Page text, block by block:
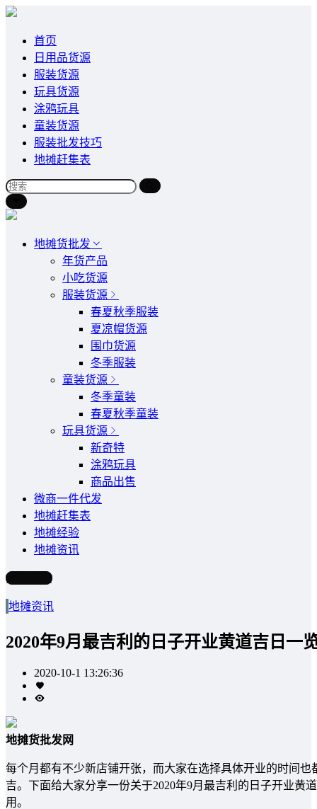
首页
日用品货源
服装货源
玩具货源
涂鸦玩具
童装货源
服装批发技巧
地摊赶集表
地摊货批发
年货产品
小吃货源
服装货源
春夏秋季服装
夏凉帽货源
围巾货源
冬季服装
童装货源
冬季童装
春夏秋季童装
玩具货源
新奇特
涂鸦玩具
商品出售
微商一件代发
地摊赶集表
地摊经验
地摊资讯
写文章
地摊资讯
2020年9月最吉利的日子开业黄道吉日一
2020-10-1 13:26:36
地摊货批发网
每个月都有不少新店铺开张，而大家在选择具体开业的时间
吉。下面给大家分享一份关于2020年9月最吉利的日子开业
用。